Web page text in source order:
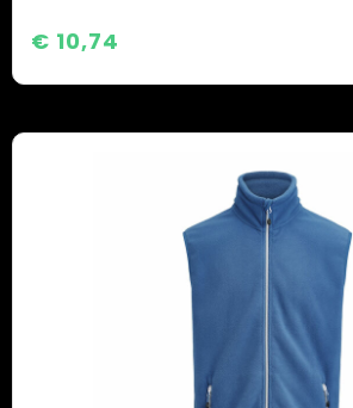
€ 10,74